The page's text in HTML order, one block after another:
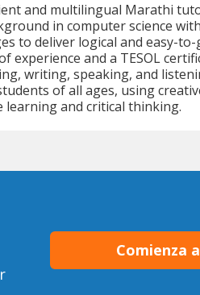
and multilingual Marathi
in computer science
to deliver logical and easy-
experience and a TESOL
writing, speaking, and
of all ages, using
learning and critical thinking.
Comienza